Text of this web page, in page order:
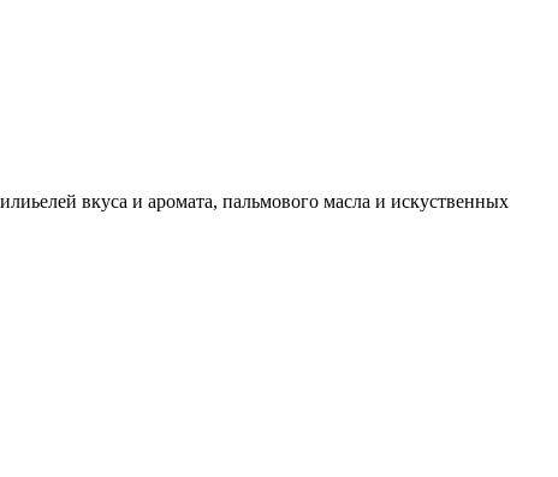
вкуса и аромата, пальмового масла и искуственных